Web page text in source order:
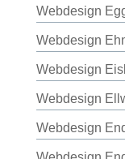
Webdesign
Webdesign
Webdesign
Webdesign
Webdesign